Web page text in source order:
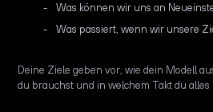
Was können wir uns an
Was passiert, wenn wir unsere
Deine Ziele geben vor, wie dein Modell
du brauchst und in welchem Takt du alles